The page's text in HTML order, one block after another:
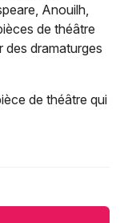
Anouilh,
de théâtre
dramaturges
de théâtre qui